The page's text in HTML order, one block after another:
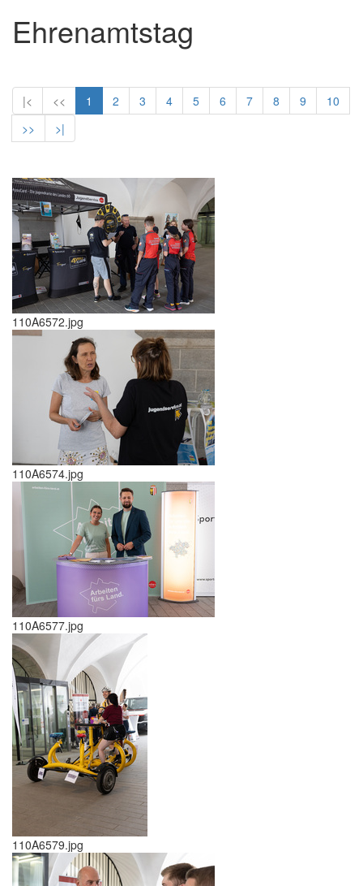
Ehrenamtstag
|< << 1 2 3 4 5 6 7 8 9
10
>>
>|
110A6572.jpg
110A6574.jpg
110A6577.jpg
110A6579.jpg